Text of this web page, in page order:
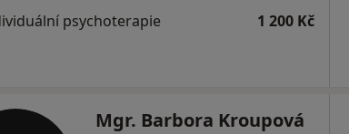
psychoterapie 1 200 Kč
Mgr. Barbora Kroupová